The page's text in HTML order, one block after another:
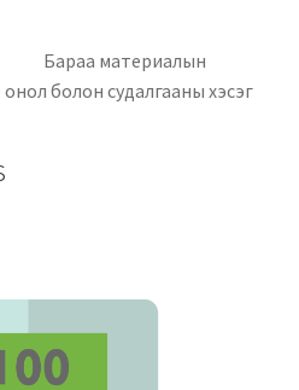
агуулга
Бараа материалын
онол болон судалгааны хэсэг